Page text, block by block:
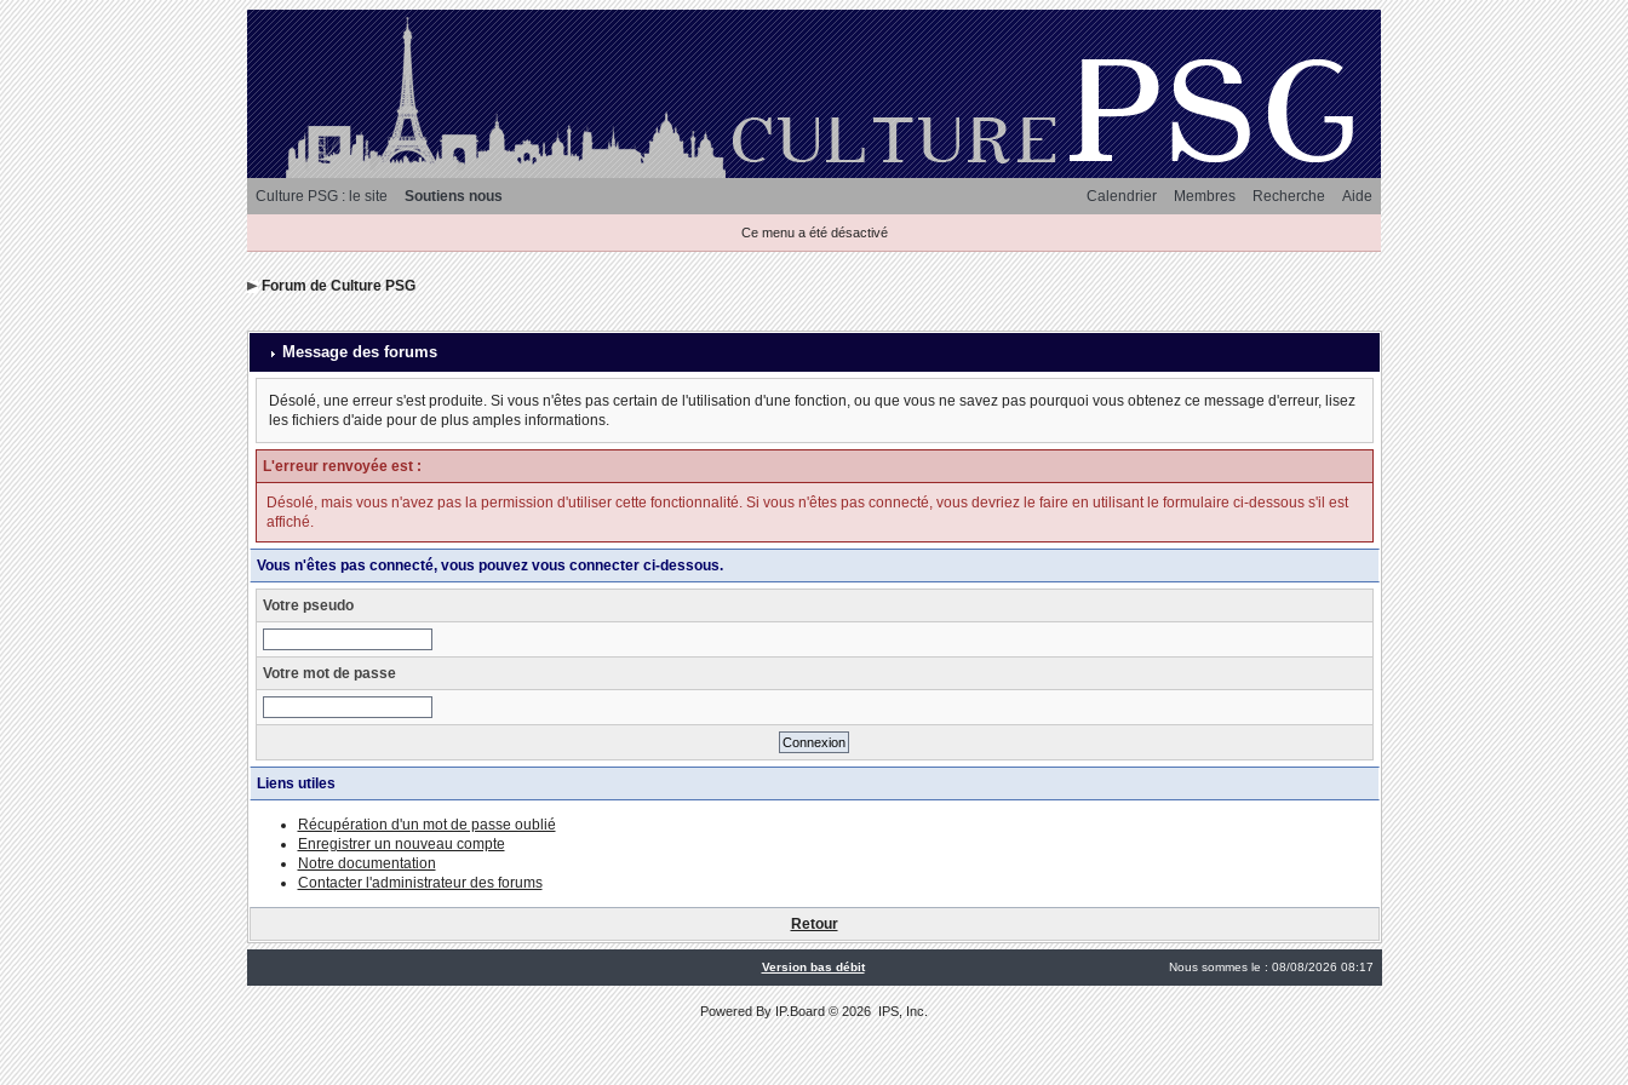
Culture PSG : le site Soutiens nous Aide
Recherche
Membres
Calendrier
Ce menu a été désactivé
Forum de Culture PSG
Message des forums
Désolé, une erreur s'est produite. Si vous n'êtes pas certain de l'utilisation d'une fonction, ou que vous ne savez pas pourquoi vous obtenez ce message d'erreur, lisez
les fichiers d'aide pour de plus amples informations.
L'erreur renvoyée est :
Désolé, mais vous n'avez pas la permission d'utiliser cette fonctionnalité. Si vous n'êtes pas connecté, vous devriez le faire en utilisant le formulaire ci-dessous s'il est
affiché.
Vous n'êtes pas connecté, vous pouvez vous connecter ci-dessous.
Votre pseudo
Votre mot de passe
Liens utiles
Récupération d'un mot de passe oublié
Enregistrer un nouveau compte
Notre documentation
Contacter l'administrateur des forums
Retour
Version bas débit Nous sommes le : 08/08/2026 08:17
Powered ByIP.Board© 2026IPS, Inc.